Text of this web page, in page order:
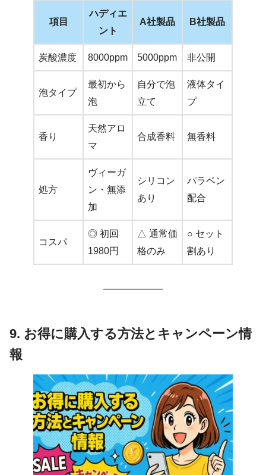
項目
ハディエ
ント
A社製品 B社製品
炭酸濃度 8000ppm 5000ppm 非公開
泡タイプ
最初から
泡
自分で泡
立て
液体タイ
プ
香り
天然アロ
マ
合成香料 無香料
処方
ヴィーガ
ン・無添
加
シリコン
あり
パラベン
配合
コスパ
◎ 初回
1980円
△ 通常価
格のみ
○ セット
割あり
9. お得に購入する方法とキャンペーン情
報